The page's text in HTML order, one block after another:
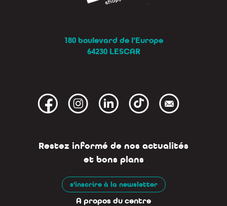
180 boulevard de l’Europe
64230 LESCAR
Restez informé de nos actualités
et bons plans
s'inscrire à la newsletter
A propos du centre